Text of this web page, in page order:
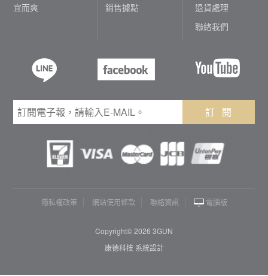
宜而爽
銷售據點
退貨處理
聯絡我們
訂 閱
隱私權政策 網站使用條款 聯絡資訊 電腦版
Copyright© 2026 3GUN
康德科技 系統設計